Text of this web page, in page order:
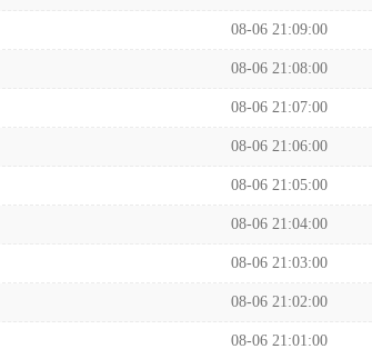
08-06 21:09:00
08-06 21:08:00
08-06 21:07:00
08-06 21:06:00
08-06 21:05:00
08-06 21:04:00
08-06 21:03:00
08-06 21:02:00
08-06 21:01:00